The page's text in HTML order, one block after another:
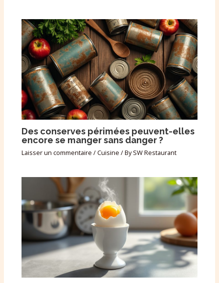
Des conserves périmées peuvent-elles
encore se manger sans danger ?
Laisser un commentaire /Cuisine / BySW Restaurant